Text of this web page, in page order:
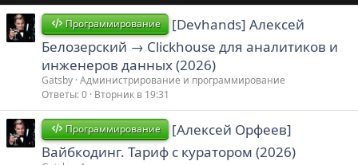
Программирование
[Devhands] Алексей
Белозерский → Clickhouse для аналитиков и
инженеров данных (2026)
Gatsby Администрирование и программирование
Ответы 0 Вторник в 19:31
Программирование
[Алексей Орфеев]
Вайбкодинг. Тариф с куратором (2026)